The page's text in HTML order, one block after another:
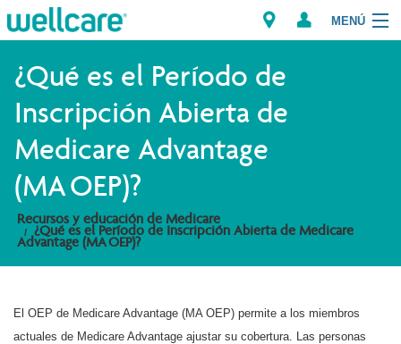
MENÚ
Explorar los Planes
Recursos para Miembros
Proveedores
Intermediarios
Encuentre un Proveedor/Farmacia
¿Qué es el Período de
Inscripción Abierta de
Medicare Advantage
(MA OEP)?
Recursos y educación de Medicare
¿Qué es el Período de Inscripción Abierta de Medicare
Advantage (MA OEP)?
El OEP de Medicare Advantage (MA OEP) permite a los miembros
actuales de Medicare Advantage ajustar su cobertura. Las personas